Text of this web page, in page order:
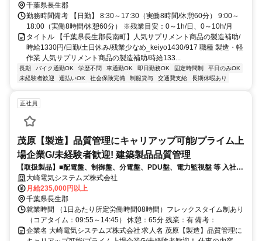
千葉県長生郡
勤務時間備考 【日勤】 8:30～17:30（実働8時間/休憩60分） 9:00～
18:00（実働8時間/休憩60分） ※残業目安：0～1h/日、0～10h/月
タイトル 【千葉県長生郡長南町】人気サプリメント商品の製造補助/
時給1330円/日勤/土日休み/残業少なめ_keiyo1430/917 職種 製造・軽
作業 人気サプリメント商品の製造補助/時給133...
長期 バイク通勤OK 学歴不問 車通勤OK 即日勤務OK 固定時間制
平日のみOK
未経験者歓迎
週払いOK 社会保険完備 制服貸与 交通費支給 長期休暇あり
正社員
茂原【製造】品質管理にキャリアップ可能/プライム上
場企業G/未経験者歓迎! 建築製品品質管理
【取扱製品】■配電盤、制御盤、分電盤、PDU盤、電力監視盤 等 入社直
後：分電盤か制御版の製造を行っていただきます。机の上で配線やブレ
ーカーをつける作業から始め徐々にステップアップしていきます。
大崎電気システムズ株式会社
月給235,000円以上
千葉県長生郡
就業時間 （1日あたり所定労働時間08時間）フレックスタイム制あり
（コアタイム：09:55～14:45） 休憩：65分 残業：有 備考：
企業名 大崎電気システムズ株式会社 求人名 茂原【製造】品質管理に